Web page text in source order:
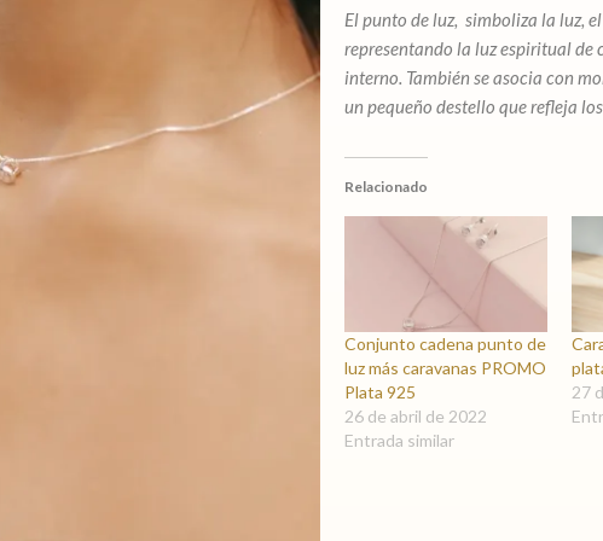
veneciana
cantidad
El punto de luz, simboliza la luz,
representando la luz espiritual de
interno. También se asocia con
un pequeño destello que refleja
Relacionado
Conjunto cadena punto de
luz más caravanas PROMO
Plata 925
26 de abril de 2022
Entrada similar
27